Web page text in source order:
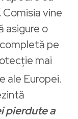
Comisia vine
asigure o
pe
mai
ale Europei.
pierdute a